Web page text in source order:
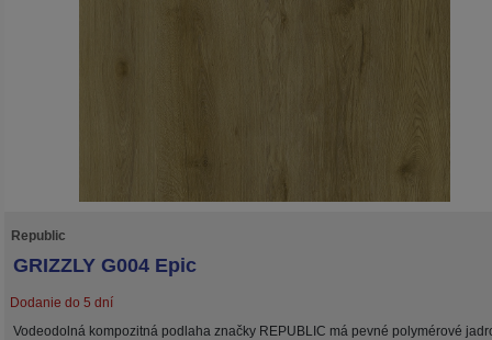
Republic
GRIZZLY G004 Epic
Dodanie do 5 dní
Vodeodolná kompozitná podlaha značky REPUBLIC má pevné polymérové